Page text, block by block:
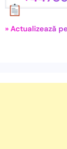
» Actualizează